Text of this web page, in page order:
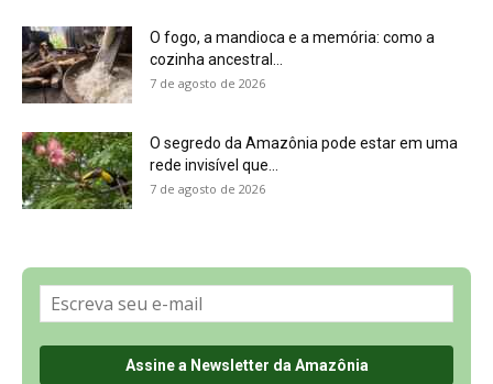
O fogo, a mandioca e a memória: como a
cozinha ancestral...
7 de agosto de 2026
O segredo da Amazônia pode estar em uma
rede invisível que...
7 de agosto de 2026